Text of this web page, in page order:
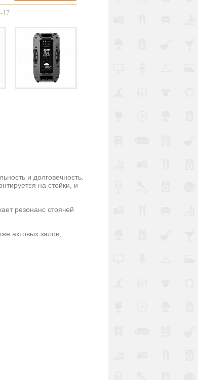
17
и долговечность.
на стойки, и
резонанс стоячей
актовых залов,